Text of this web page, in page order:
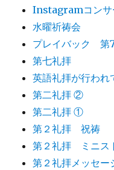
Instagramコンサ
水曜祈祷会
プレイバック 第
第七礼拝
英語礼拝が行われ
第二礼拝 ②
第二礼拝 ①
第２礼拝 祝祷
第２礼拝 ミニス
第２礼拝メッセー